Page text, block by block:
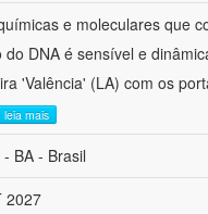
e moleculares que
DNA é sensível e
'Valência' (LA) com os
leia mais
BA - Brasil
2027